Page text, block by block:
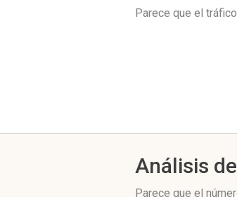
Parece que el
Análisis
Parece que el